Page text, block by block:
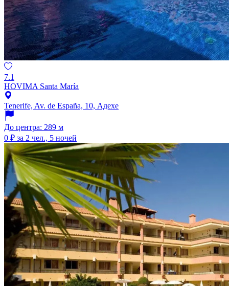
7.1
HOVIMA Santa María
Tenerife, Av. de España, 10, Адехе
До центра: 289 м
0 ₽ за 2 чел., 5 ночей